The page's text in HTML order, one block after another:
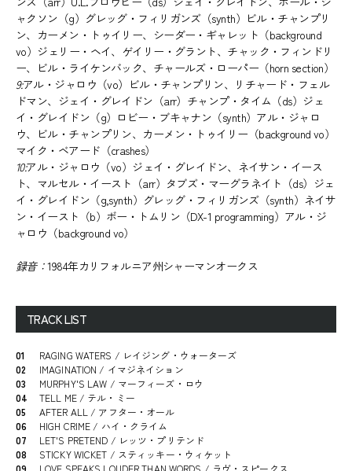
ャクソン（g）グレッグ・フィリガンズ（synth）ビル・チャンプリ
ン、カーメン・トゥイリー、シーダー・ギャレット（background
vo）ジェリー・ヘイ、ゲイリー・グラント、チャック・フィンドリ
ー、ビル・ライケンバック、チャールズ・ローパー（horn section）
9:アル・ジャロウ（vo）ビル・チャンプリン、リチャード・フェル
ドマン、ジェイ・グレイドン（arr）チャンプ・タイム（ds）ジェ
イ・グレイドン（g）ロビー・ブキャナン（synth）アル・ジャロ
ウ、ビル・チャンプリン、カーメン・トゥイリー（background vo）
マイク・ベアード（crashes）
10:アル・ジャロウ（vo）ジェイ・グレイドン、ネイサン・イース
ト、マルセル・イースト（arr）タブズ・マーグラネイト（ds）ジェ
イ・グレイドン（g,synth）グレッグ・フィリガンズ（synth）ネイサ
ン・イースト（b）ボー・トムリン（DX-1 programming）アル・ジ
ャロウ（background vo）
録音：1984年カリフォルニア州シャーマンオークス
TRACK LIST
01
RAGING WATERS / レイジング・ウォーターズ
02
IMAGINATION / イマジネイション
03
MURPHY'S LAW / マーフィーズ・ロウ
04
TELL ME / テル・ミー
05
AFTER ALL / アフター・オール
06
HIGH CRIME / ハイ・クライム
07
LET'S PRETEND / レッツ・プリテンド
08
STICKY WICKET / スティッキー・ウィケット